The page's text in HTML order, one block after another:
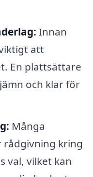
Innan
att
En plattsättare
och klar för
Många
kring
val, vilket kan